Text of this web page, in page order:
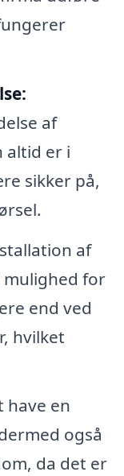
af
altid er i
sikker på,
af
mulighed for
end ved
hvilket
have en
også
da det er